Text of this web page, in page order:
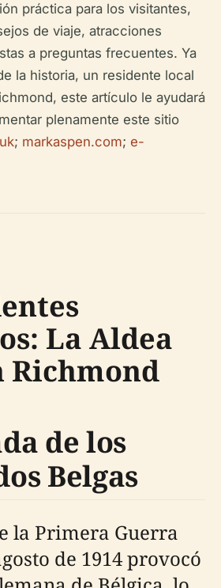
práctica para los visitantes,
de viaje, atracciones
a preguntas frecuentes. Ya
la historia, un residente local
este artículo le ayudará
plenamente este sitio
; markaspen.com; e-
La Aldea
Richmond
de los
Belgas
la Primera Guerra
de 1914 provocó